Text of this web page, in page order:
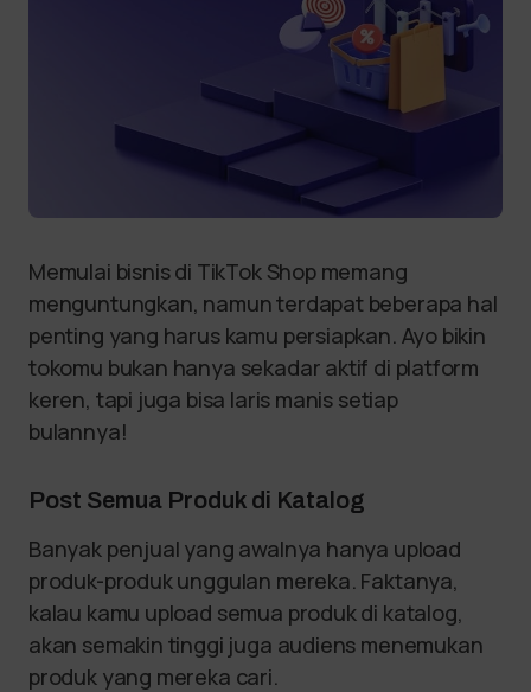
Memulai bisnis di TikTok Shop memang
menguntungkan, namun terdapat beberapa hal
penting yang harus kamu persiapkan. Ayo bikin
tokomu bukan hanya sekadar aktif di platform
keren, tapi juga bisa laris manis setiap
bulannya!
Post Semua Produk di Katalog
Banyak penjual yang awalnya hanya upload
produk-produk unggulan mereka. Faktanya,
kalau kamu upload semua produk di katalog,
akan semakin tinggi juga audiens menemukan
produk yang mereka cari.